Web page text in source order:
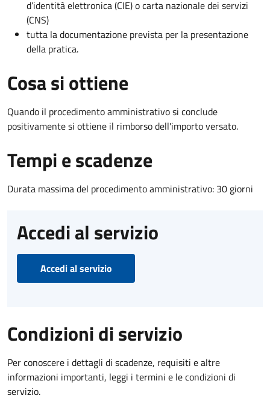
d’identità elettronica (CIE) o carta nazionale dei servizi
(CNS)
tutta la documentazione prevista per la presentazione
della pratica.
Cosa si ottiene
Quando il procedimento amministrativo si conclude
positivamente si ottiene il rimborso dell'importo versato.
Tempi e scadenze
Durata massima del procedimento amministrativo: 30 giorni
Accedi al servizio
Accedi al servizio
Condizioni di servizio
Per conoscere i dettagli di scadenze, requisiti e altre
informazioni importanti, leggi i termini e le condizioni di
servizio.